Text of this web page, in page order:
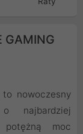
GAMING
to nowoczesny
najbardziej
potężną moc